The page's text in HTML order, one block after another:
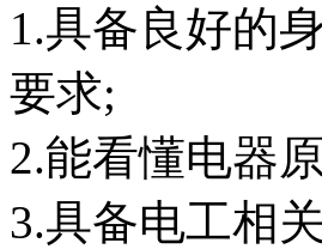
1.具备良好的
要求;
2.能看懂电器
3.具备电工相